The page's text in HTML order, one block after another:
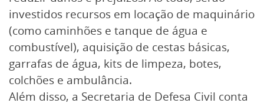
investidos recursos em locação de maquinário
(como caminhões e tanque de água e
combustível), aquisição de cestas básicas,
garrafas de água, kits de limpeza, botes,
colchões e ambulância.
Além disso, a Secretaria de Defesa Civil conta